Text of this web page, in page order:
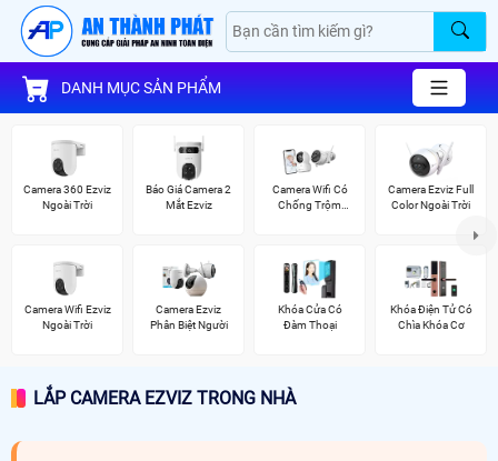
DANH MỤC SẢN PHẨM
Camera 360 Ezviz
Ngoài Trời
Báo Giá Camera 2
Mắt Ezviz
Camera Wifi Có
Chống Trộm
Camera Ezviz Full
Color Ngoài Trời
Camera Wifi Ezviz
Ngoài Trời
Camera Ezviz
Phân Biệt Người
Khóa Cửa Có
Đàm Thoại
Khóa Điện Tử Có
Chìa Khóa Cơ
LẮP CAMERA EZVIZ TRONG NHÀ